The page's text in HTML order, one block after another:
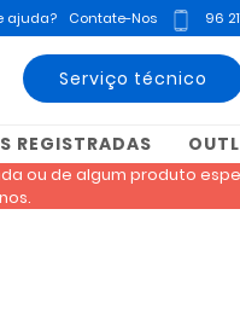
ajuda? Contate-Nos 96
Serviço técnico
REGISTRADAS
ou de algum produto